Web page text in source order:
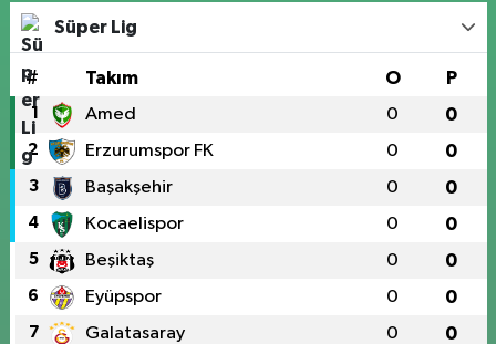
Süper Lig
# Takım O P
1 Amed 0 0
2 Erzurumspor FK 0 0
3 Başakşehir 0 0
4 Kocaelispor 0 0
5 Beşiktaş 0 0
6 Eyüpspor 0 0
7 Galatasaray 0 0